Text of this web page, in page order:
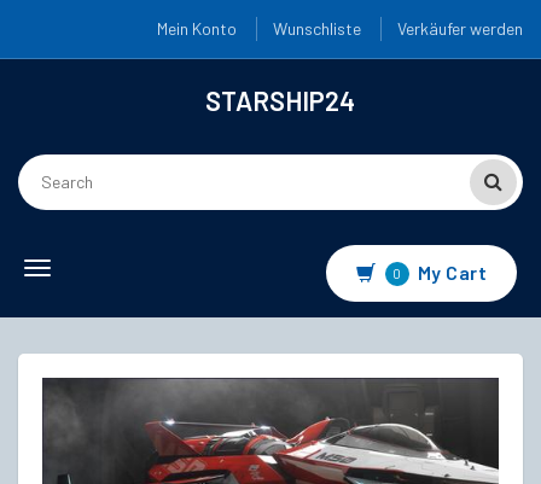
Mein Konto Wunschliste Verkäufer werden
STARSHIP24
Toggle
0 My Cart